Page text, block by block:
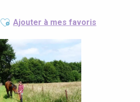
Ajouter aux favoris
Ajouter à mes favoris